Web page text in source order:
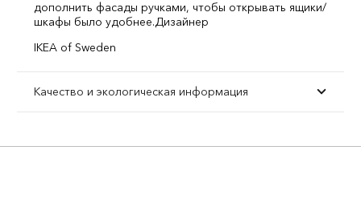
дополнить фасады ручками, чтобы открывать ящики/
шкафы было удобнее.Дизайнер
IKEA of Sweden
Качество и экологическая информация